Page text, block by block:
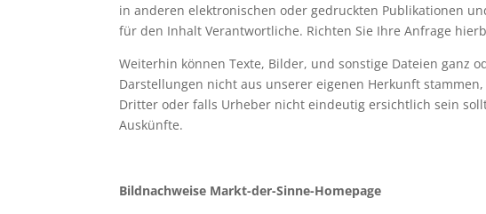
in anderen elektronischen oder gedruckten Publikationen
für den Inhalt Verantwortliche. Richten Sie Ihre Anfrage
Weiterhin können Texte, Bilder, und sonstige Dateien ganz
Darstellungen nicht aus unserer eigenen Herkunft
Dritter oder falls Urheber nicht eindeutig ersichtlich sein
Auskünfte.
Bildnachweise Markt-der-Sinne-Homepage